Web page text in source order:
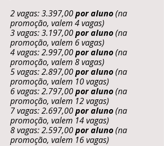
2 vagas: 3.397,00por aluno(na
promoção, valem 4 vagas)
3 vagas: 3.197,00por aluno(na
promoção, valem 6 vagas)
4 vagas: 2.997,00por aluno(na
promoção, valem 8 vagas)
5 vagas: 2.897,00por aluno(na
promoção, valem 10 vagas)
6 vagas: 2.797,00por aluno(na
promoção, valem 12 vagas)
7 vagas: 2.697,00por aluno(na
promoção, valem 14 vagas)
8 vagas: 2.597,00por aluno(na
promoção, valem 16 vagas)